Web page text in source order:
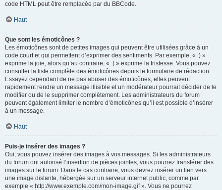
code HTML peut être remplacée par du BBCode.
Haut
Que sont les émoticônes ?
Les émoticônes sont de petites images qui peuvent être utilisées grâce à un
code court et qui permettent d’exprimer des sentiments. Par exemple, « :) »
exprime la joie, alors qu’au contraire, « :( » exprime la tristesse. Vous pouvez
consulter la liste complète des émoticônes depuis le formulaire de rédaction.
Essayez cependant de ne pas abuser des émoticônes, elles peuvent
rapidement rendre un message illisible et un modérateur pourrait décider de le
modifier ou de le supprimer complètement. Les administrateurs du forum
peuvent également limiter le nombre d’émoticônes qu’il est possible d’insérer
à un message.
Haut
Puis-je insérer des images ?
Oui, vous pouvez insérer des images à vos messages. Si les administrateurs
du forum ont autorisé l’insertion de pièces jointes, vous pourrez transférer des
images sur le forum. Dans le cas contraire, vous devrez insérer un lien vers
une image distante, hébergée sur un serveur internet public, comme par
exemple « http://www.exemple.com/mon-image.gif ». Vous ne pourrez